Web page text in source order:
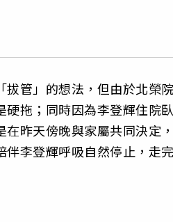
管」的想法，但由於北榮
硬拖；同時因為李登輝住院
在昨天傍晚與家屬共同決定
李登輝呼吸自然停止，走